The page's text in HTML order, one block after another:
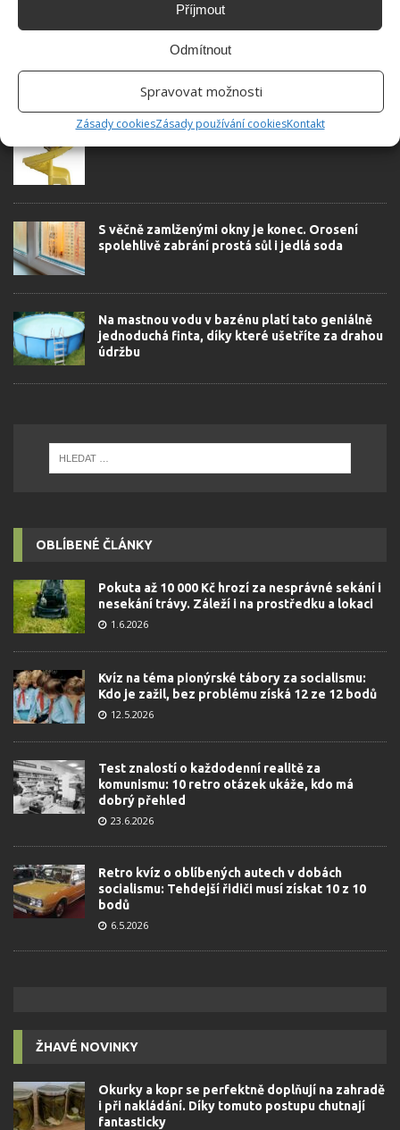
Příjmout
Odmítnout
Spravovat možnosti
Zásady cookiesZásady používání cookiesKontakt
Domky a skluzavky pro vaše děti aneb veselá
S věčně zamlženými okny je konec. Orosení
spolehlivě zabrání prostá sůl i jedlá soda
Na mastnou vodu v bazénu platí tato geniálně
jednoduchá finta, díky které ušetříte za drahou
údržbu
OBLÍBENÉ ČLÁNKY
Pokuta až 10 000 Kč hrozí za nesprávné sekání i
nesekání trávy. Záleží i na prostředku a lokaci
1.6.2026
Kvíz na téma pionýrské tábory za socialismu:
Kdo je zažil, bez problému získá 12 ze 12 bodů
12.5.2026
Test znalostí o každodenní realitě za
komunismu: 10 retro otázek ukáže, kdo má
dobrý přehled
23.6.2026
Retro kvíz o oblíbených autech v dobách
socialismu: Tehdejší řidiči musí získat 10 z 10
bodů
6.5.2026
ŽHAVÉ NOVINKY
Okurky a kopr se perfektně doplňují na zahradě
i při nakládání. Díky tomuto postupu chutnají
fantasticky